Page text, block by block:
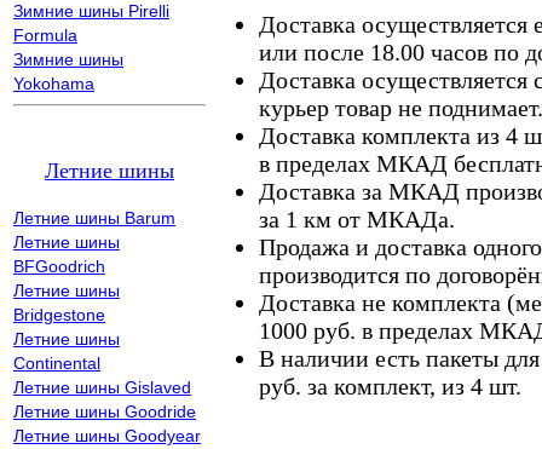
Зимние шины Pirelli
Formula
Зимние шины
Yokohama
Летние шины
Летние шины Barum
Летние шины
BFGoodrich
Летние шины
Bridgestone
Летние шины
Continental
Летние шины Gislaved
Летние шины Goodride
Летние шины Goodyear
Доставка осуществляется
или после 18.00 часов по
Доставка осуществляется
курьер товар не поднимает.
Доставка комплекта из 4
в пределах МКАД
Доставка за МКАД
за 1 км от МКАДа.
Продажа и доставка
производится по
Доставка не комплекта
1000 руб. в пределах
В наличии есть пакеты
руб. за комплект, из 4 шт.